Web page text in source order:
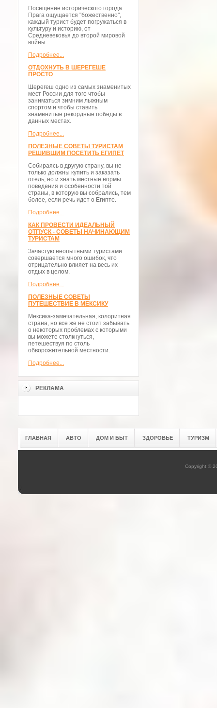
Посещение исторического города
Прага ощущается "божественно",
каждый турист будет погружаться в
культуру и историю, от
Средневековья до второй мировой
войны.
Подробнее...
ОТДОХНУТЬ В ШЕРЕГЕШЕ
ПРОСТО
Шерегеш одно из самых знаменитых
мест России для того чтобы
заниматься зимним лыжным
спортом и чтобы ставить
знаменитые рекордные победы в
данных местах.
Подробнее...
ПОЛЕЗНЫЕ СОВЕТЫ ТУРИСТАМ
РЕШИВШИМ ПОСЕТИТЬ ЕГИПЕТ
Собираясь в другую страну, вы не
только должны купить и заказать
отель, но и знать местные нормы
поведения и особенности той
страны, в которую вы собрались, тем
более, если речь идет о Египте.
Подробнее...
КАК ПРОВЕСТИ ИДЕАЛЬНЫЙ
ОТПУСК - СОВЕТЫ НАЧИНАЮЩИМ
ТУРИСТАМ
Зачастую неопытными туристами
совершается много ошибок, что
отрицательно влияет на весь их
отдых в целом.
Подробнее...
ПОЛЕЗНЫЕ СОВЕТЫ
ПУТЕШЕСТВИЕ В МЕКСИКУ
Мексика-замечательная, колоритная
страна, но все же не стоит забывать
о некоторых проблемах с которыми
вы можете столкнуться,
петешествуя по столь
обворожительной местности.
Подробнее...
РЕКЛАМА
ГЛАВНАЯ АВТО ДОМ И БЫТ ЗДОРОВЬЕ ТУРИЗМ
Copyright ©